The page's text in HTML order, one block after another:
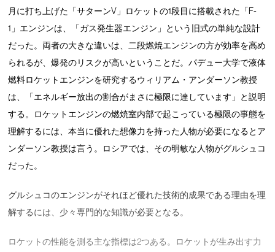
月に打ち上げた「サターンV」ロケットの1段目に搭載された「F-
1」エンジンは、「ガス発生器エンジン」という旧式の単純な設計
だった。両者の大きな違いは、二段燃焼エンジンの方が効率を高め
られるが、爆発のリスクが高いということだ。パデュー大学で液体
燃料ロケットエンジンを研究するウィリアム・アンダーソン教授
は、「エネルギー放出の割合がまさに極限に達しています」と説明
する。ロケットエンジンの燃焼室内部で起こっている極限の事態を
理解するには、本当に優れた想像力を持った人物が必要になるとア
ンダーソン教授は言う。ロシアでは、その明敏な人物がグルシュコ
だった。
グルシュコのエンジンがそれほど優れた技術的成果である理由を理
解するには、少々専門的な知識が必要となる。
ロケットの性能を測る主な指標は2つある。ロケットが生み出す力